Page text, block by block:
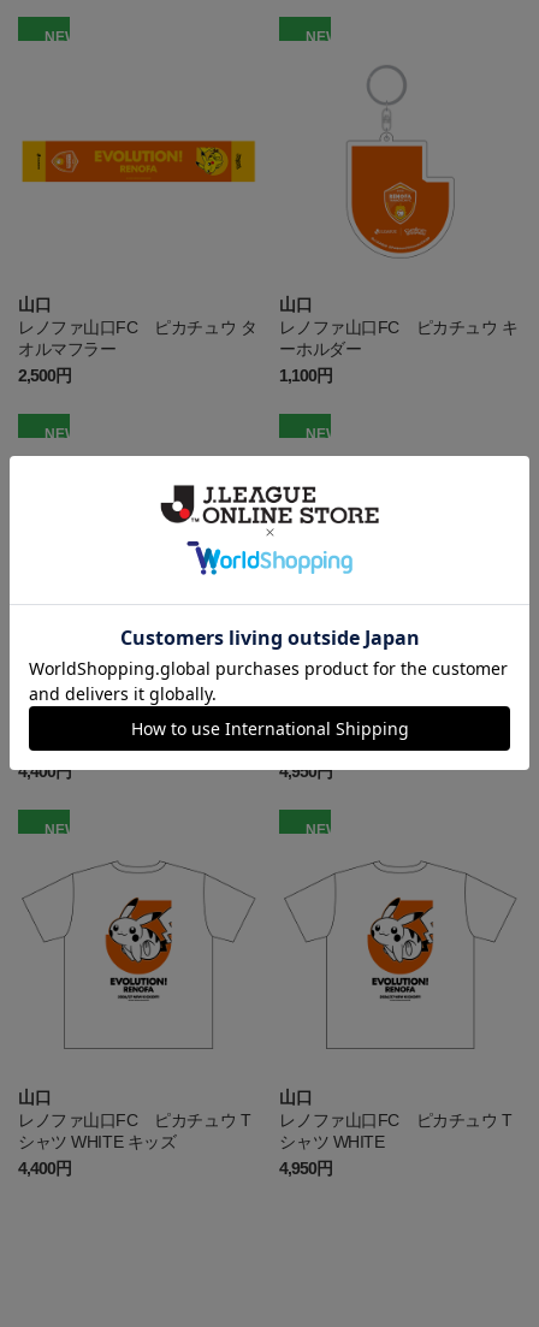
NEW
山口
レノファ山口FC ピカチュウ タ
オルマフラー
2,500円
NEW
山口
レノファ山口FC ピカチュウ キ
ーホルダー
1,100円
NEW
山口
レノファ山口FC ピカチュウ T
シャツ BLACK キッズ
4,400円
NEW
レノファ山口FC ピカチュウ T
シャツ BLACK
4,950円
NEW
山口
レノファ山口FC ピカチュウ T
シャツ WHITE キッズ
4,400円
NEW
山口
レノファ山口FC ピカチュウ T
シャツ WHITE
4,950円